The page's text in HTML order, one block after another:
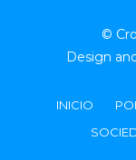
©
Design
INICIO